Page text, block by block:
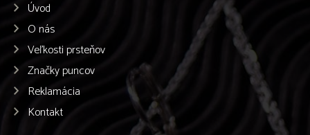
Úvod
O nás
Veľkosti prsteňov
Značky puncov
Reklamácia
Kontakt